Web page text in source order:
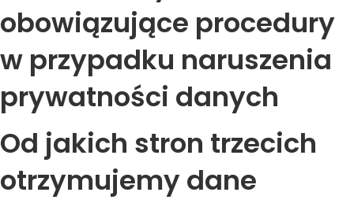
obowiązujące procedury
w przypadku naruszenia
prywatności danych
Od jakich stron trzecich
otrzymujemy dane